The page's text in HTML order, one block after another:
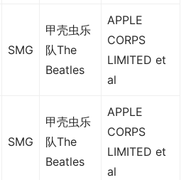
SMG
甲壳虫乐
队The
Beatles
APPLE
CORPS
LIMITED et
al
SMG
甲壳虫乐
队The
Beatles
APPLE
CORPS
LIMITED et
al